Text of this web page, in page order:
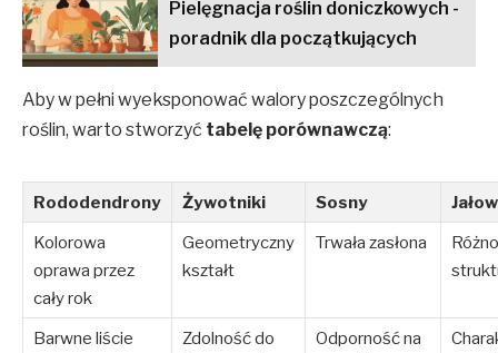
Pielęgnacja roślin doniczkowych -
poradnik dla początkujących
Aby w pełni wyeksponować walory poszczególnych
roślin, warto stworzyć tabelę porównawczą:
Rododendrony Żywotniki Sosny
Kolorowa
oprawa przez
cały rok
Geometryczny
kształt
Trwała zasłona
Barwne liście
Zdolność do
Odporność na